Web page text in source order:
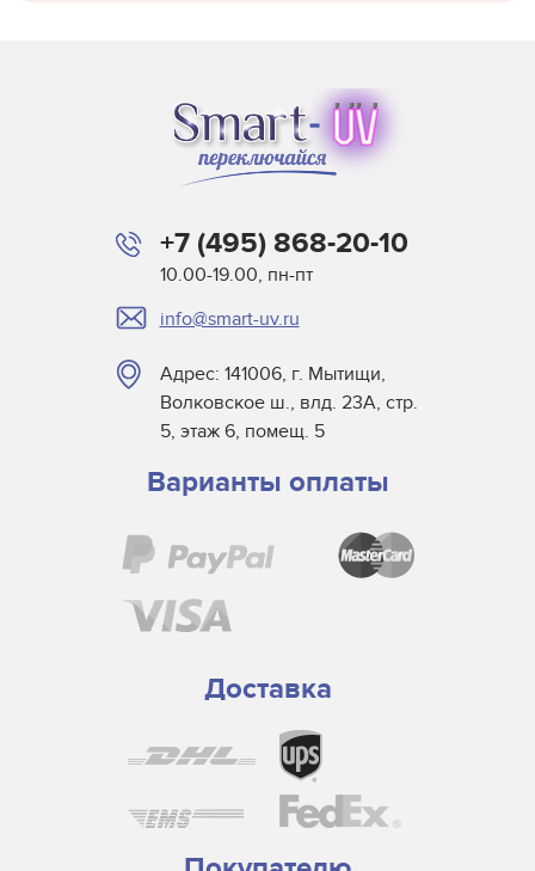
+7 (495) 868-20-10
10.00-19.00, пн-пт
info@smart-uv.ru
Адрес: 141006, г. Мытищи,
Волковское ш., влд. 23А, стр.
5, этаж 6, помещ. 5
Варианты оплаты
Доставка